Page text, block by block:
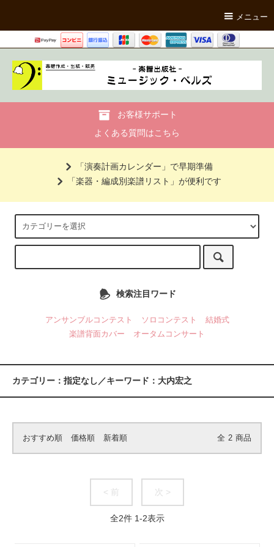
メニュー
お客様サポート
よくある質問はこちら
「演奏計画カレンダー」で早期準備
「楽器・編成別楽譜リスト」が便利です
検索注目ワード
アンサンブルコンテスト ソロコンテスト
結婚式
楽譜背面カバー
オータムコンサート
カテゴリー：指定なし／キーワード：大内宏之
おすすめ順 価格順 新着順 全 2 商品
< 前 次 >
全2件 1-2表示